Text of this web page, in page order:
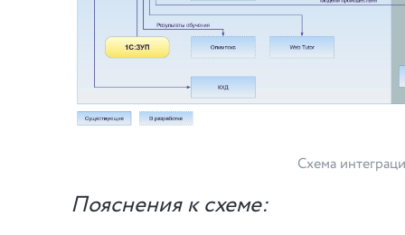
Схема
Пояснения к схеме: